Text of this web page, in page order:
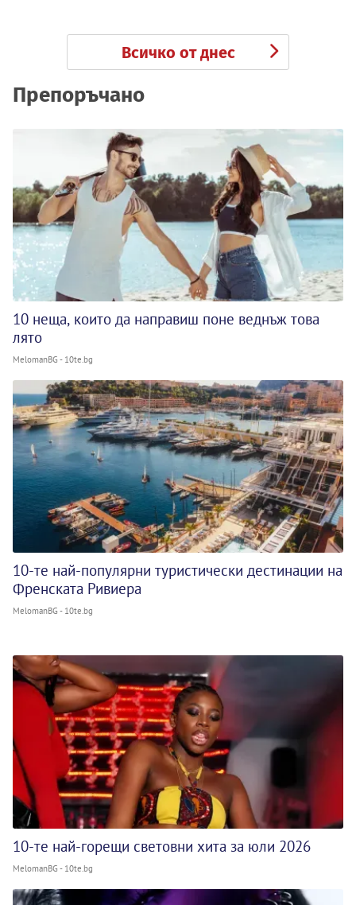
Всичко от днес
Препоръчано
10 неща, които да направиш поне веднъж това
лято
MelomanBG - 10te.bg
10-те най-популярни туристически дестинации на
Френската Ривиера
MelomanBG - 10te.bg
10-те най-горещи световни хита за юли 2026
MelomanBG - 10te.bg